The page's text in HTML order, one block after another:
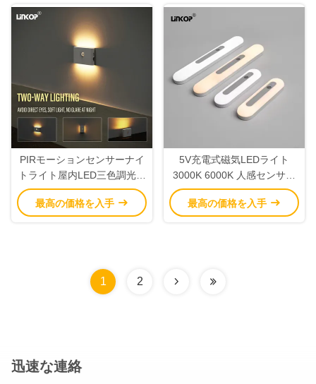
PIRモーションセンサーナイ
トライト屋内LED三色調光モ
ーションセンサーキャビネッ
トライト
最高の価格を入手
5V充電式磁気LEDライト
3000K 6000K 人感センサー
LEDキャビネットライト
最高の価格を入手
1 2
迅速な連絡